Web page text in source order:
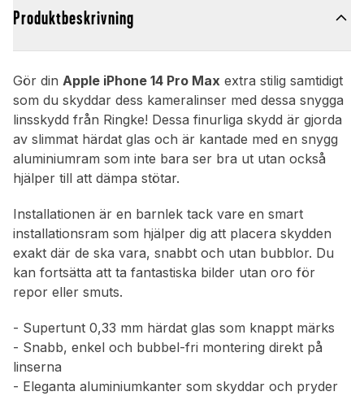
Produktbeskrivning
Gör din Apple iPhone 14 Pro Max extra stilig samtidigt
som du skyddar dess kameralinser med dessa snygga
linsskydd från Ringke! Dessa finurliga skydd är gjorda
av slimmat härdat glas och är kantade med en snygg
aluminiumram som inte bara ser bra ut utan också
hjälper till att dämpa stötar.
Installationen är en barnlek tack vare en smart
installationsram som hjälper dig att placera skydden
exakt där de ska vara, snabbt och utan bubblor. Du
kan fortsätta att ta fantastiska bilder utan oro för
repor eller smuts.
- Supertunt 0,33 mm härdat glas som knappt märks
- Snabb, enkel och bubbel-fri montering direkt på
linserna
- Eleganta aluminiumkanter som skyddar och pryder